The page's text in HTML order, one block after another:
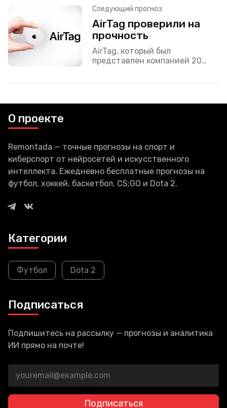
ценной и правдивой
информации, Apple занимается
разработкой складного iPhone.
Данный девайс будет иметь 8-
ми дюймовый экран,
Следующий прогноз
AirTag проверили на
прочность
AirTag, который был
представлен компанией 20
О проекте
Remontada — точные прогнозы на спорт и
киберспорт от нейросетей и искусственного
интеллекта. Ежедневно бесплатные прогнозы на
футбол, хоккей, баскетбол, CS:GO и Dota 2.
Категории
Футбол Dota 2
Подписаться
Подпишитесь на рассылку — прогнозы и аналитика
ИИ прямо на почте!
Подписаться